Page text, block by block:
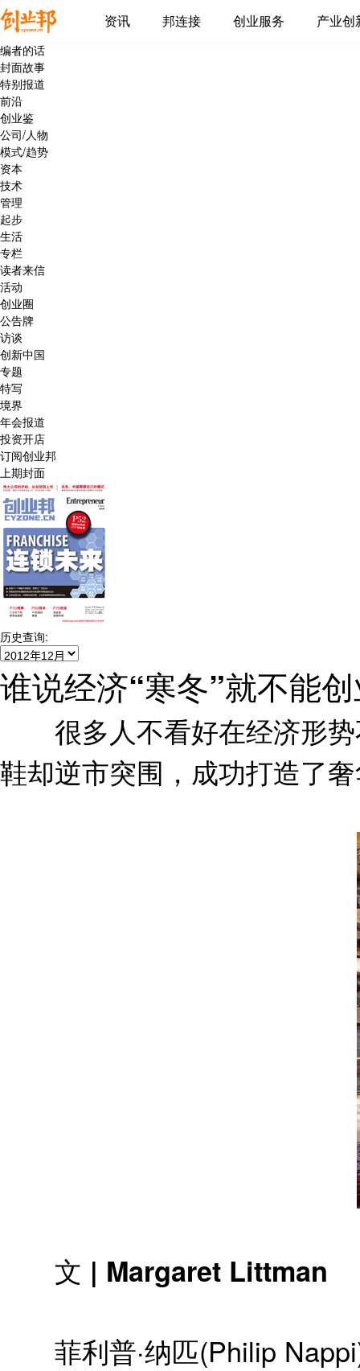
资讯 邦连接 创业服务 产业创
编者的话
封面故事
特别报道
前沿
创业鉴
公司/人物
模式/趋势
资本
技术
管理
起步
生活
专栏
读者来信
活动
创业圈
公告牌
访谈
创新中国
专题
特写
境界
年会报道
投资开店
订阅创业邦
上期封面
历史查询:
谁说经济“寒冬”就不能
很多人不看好在经济形势
鞋却逆市突围，成功打造了
文 | Margaret Littman
菲利普·纳匹(Philip